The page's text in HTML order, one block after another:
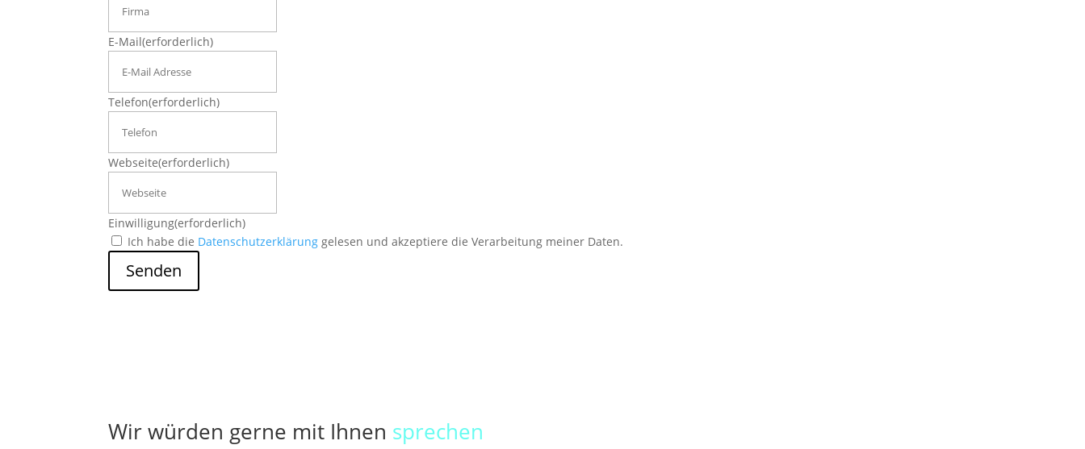
E-Mail(erforderlich)
Telefon(erforderlich)
Webseite(erforderlich)
Einwilligung(erforderlich)
Ich habe die Datenschutzerklärung gelesen und akzeptiere die Verarbeitung meiner Daten.
Wir würden gerne mit Ihnen sprechen